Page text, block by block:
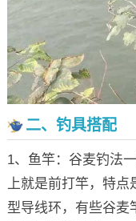
二、钓具搭配
1、鱼竿：谷麦钓法
上就是前打竿，特点
型导线环，有些谷麦